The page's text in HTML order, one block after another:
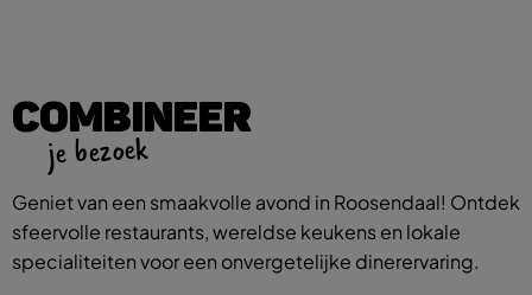
COMBINEER
je bezoek
Geniet van een smaakvolle avond in Roosendaal! Ontdek
sfeervolle restaurants, wereldse keukens en lokale
specialiteiten voor een onvergetelijke dinerervaring.